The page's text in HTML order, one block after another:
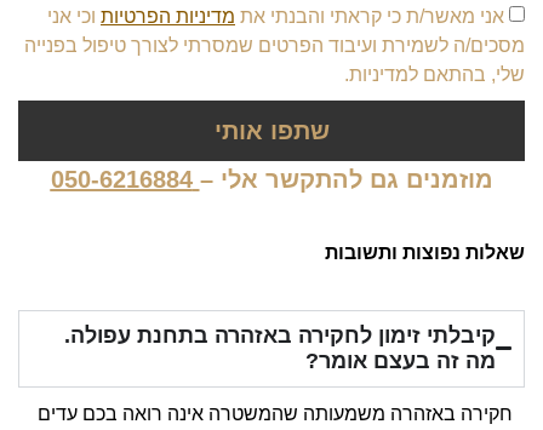
אני מאשר/ת כי קראתי והבנתי את מדיניות הפרטיות וכי אני
מסכים/ה לשמירת ועיבוד הפרטים שמסרתי לצורך טיפול בפנייה
שלי, בהתאם למדיניות.
שתפו אותי
מוזמנים גם להתקשר אלי – 050-6216884
שאלות נפוצות ותשובות
קיבלתי זימון לחקירה באזהרה בתחנת עפולה.
מה זה בעצם אומר?
חקירה באזהרה משמעותה שהמשטרה אינה רואה בכם עדים